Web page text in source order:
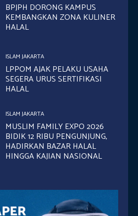
BPJPH DORONG KAMPUS
KEMBANGKAN ZONA KULINER
HALAL
ISLAM JAKARTA
LPPOM AJAK PELAKU USAHA
SEGERA URUS SERTIFIKASI
HALAL
ISLAM JAKARTA
MUSLIM FAMILY EXPO 2026
BIDIK 12 RIBU PENGUNJUNG,
HADIRKAN BAZAR HALAL
HINGGA KAJIAN NASIONAL